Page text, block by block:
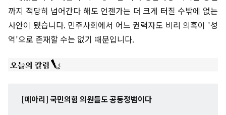
까지 적당히 넘어간다 해도 언젠가는 더 크게 터질 수밖에 없는
사안이 됐습니다. 민주사회에서 어느 권력자도 비리 의혹이 '성
역'으로 존재할 수는 없기 때문입니다.
[메아리] 국민의힘 의원들도 공동정범이다